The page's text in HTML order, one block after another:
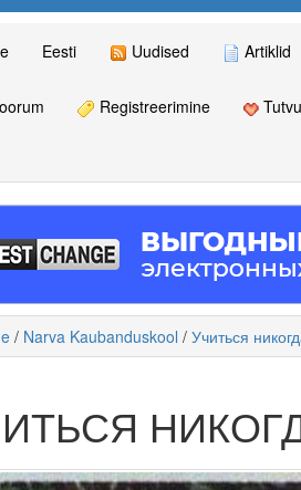
Eesti Uudised Artiklid
Registreerimine
/ Narva Kaubanduskool / Учиться